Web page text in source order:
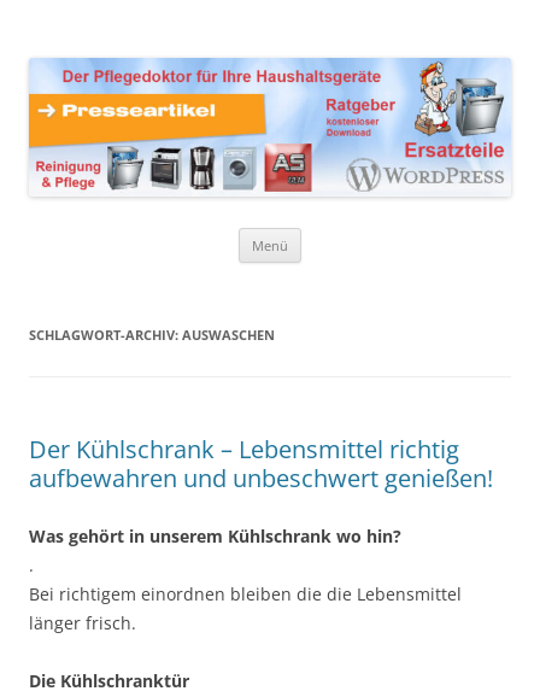
Haushaltsgeräte
Reinigungsprodukte und Pflegemittel
Menü
SCHLAGWORT-ARCHIV: AUSWASCHEN
Der Kühlschrank – Lebensmittel richtig
aufbewahren und unbeschwert genießen!
Was gehört in unserem Kühlschrank wo hin?
.
Bei richtigem einordnen bleiben die die Lebensmittel
länger frisch.
Die Kühlschranktür